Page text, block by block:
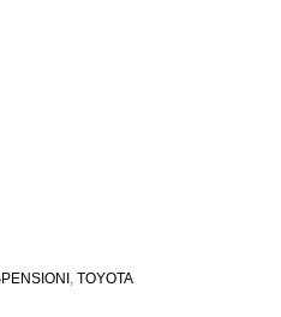
,TOYOTA